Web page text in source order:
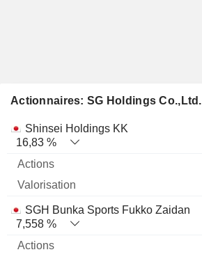
Actionnaires: SG Holdings Co.,Ltd.
Nom Actions % Valorisation
Shinsei Holdings KK
16,83 %
SGH Bunka Sports Fukko Zaidan
7,558 %